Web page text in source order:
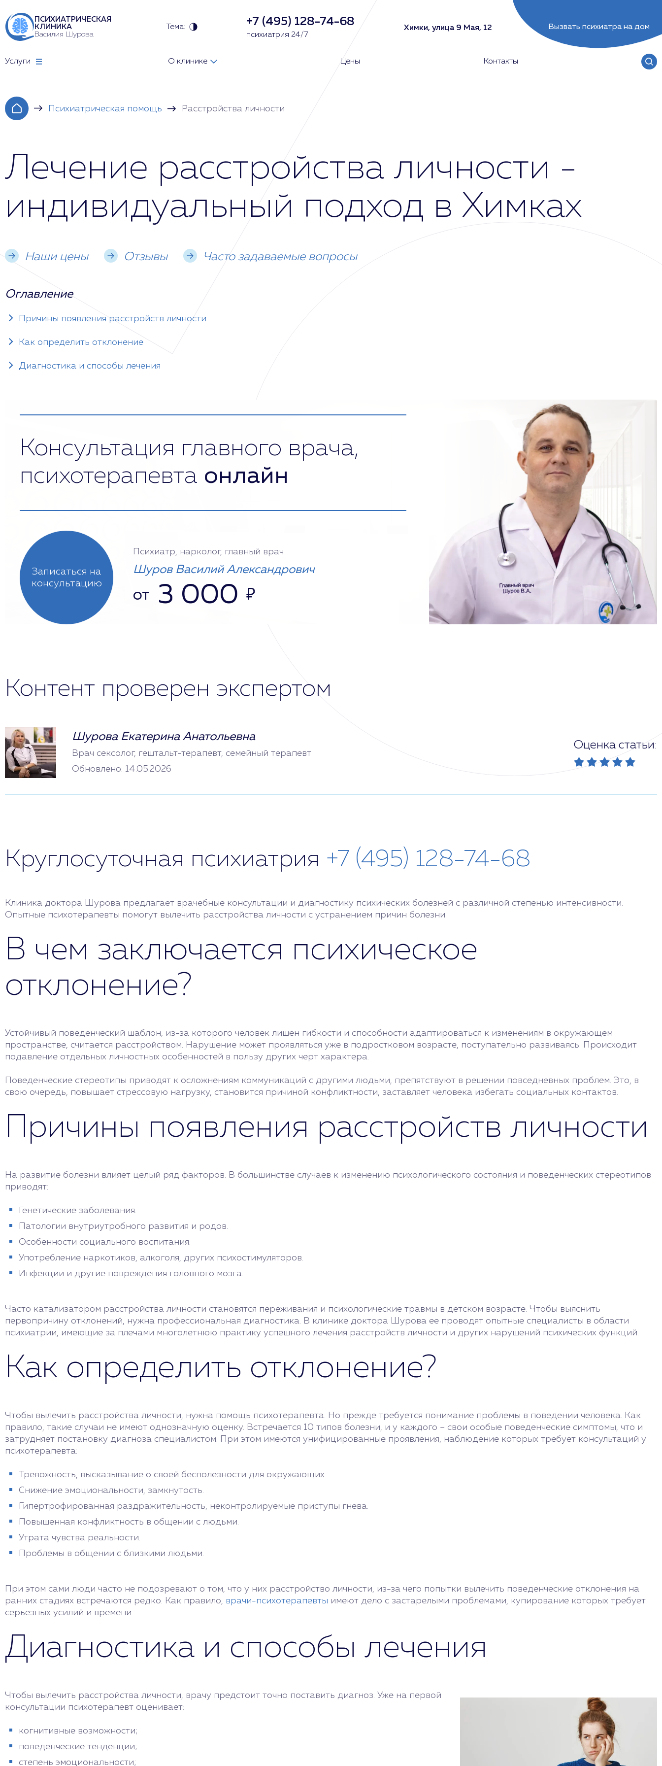
ПСИХИАТРИЧЕСКАЯ
КЛИНИКА
Василия Шурова
Тема: +7 (495) 128-74-68
психиатрия 24/7
Химки, улица 9 Мая, 12 Вызвать психиатра на дом
Услуги О клинике Цены Контакты
Психиатрическая помощь Расстройства личности
Лечение расстройства личности -
индивидуальный подход в Химках
Наши цены Отзывы Часто задаваемые вопросы
Оглавление
Причины появления расстройств личности
Как определить отклонение
Диагностика и способы лечения
Консультация главного врача,
психотерапевта онлайн
Записаться на
консультацию
Психиатр, нарколог, главный врач
Шуров Василий Александрович
от 3 000 ₽
Контент проверен экспертом
Шурова Екатерина Анатольевна
Врач сексолог, гештальт-терапевт, семейный терапевт
Обновлено: 14.05.2026
Оценка статьи:
Круглосуточная психиатрия +7 (495) 128-74-68
Клиника доктора Шурова предлагает врачебные консультации и диагностику психических болезней с различной степенью интенсивности.
Опытные психотерапевты помогут вылечить расстройства личности с устранением причин болезни.
В чем заключается психическое
отклонение?
Устойчивый поведенческий шаблон, из-за которого человек лишен гибкости и способности адаптироваться к изменениям в окружающем
пространстве, считается расстройством. Нарушение может проявляться уже в подростковом возрасте, поступательно развиваясь. Происходит
подавление отдельных личностных особенностей в пользу других черт характера.
Поведенческие стереотипы приводят к осложнениям коммуникаций с другими людьми, препятствуют в решении повседневных проблем. Это, в
свою очередь, повышает стрессовую нагрузку, становится причиной конфликтности, заставляет человека избегать социальных контактов.
Причины появления расстройств личности
На развитие болезни влияет целый ряд факторов. В большинстве случаев к изменению психологического состояния и поведенческих стереотипов
приводят:
Генетические заболевания.
Патологии внутриутробного развития и родов.
Особенности социального воспитания.
Употребление наркотиков, алкоголя, других психостимуляторов.
Инфекции и другие повреждения головного мозга.
Часто катализатором расстройства личности становятся переживания и психологические травмы в детском возрасте. Чтобы выяснить
первопричину отклонений, нужна профессиональная диагностика. В клинике доктора Шурова ее проводят опытные специалисты в области
психиатрии, имеющие за плечами многолетнюю практику успешного лечения расстройств личности и других нарушений психических функций.
Как определить отклонение?
Чтобы вылечить расстройства личности, нужна помощь психотерапевта. Но прежде требуется понимание проблемы в поведении человека. Как
правило, такие случаи не имеют однозначную оценку. Встречается 10 типов болезни, и у каждого – свои особые поведенческие симптомы, что и
затрудняет постановку диагноза специалистом. При этом имеются унифицированные проявления, наблюдение которых требует консультаций у
психотерапевта:
Тревожность, высказывание о своей бесполезности для окружающих.
Снижение эмоциональности, замкнутость.
Гипертрофированная раздражительность, неконтролируемые приступы гнева.
Повышенная конфликтность в общении с людьми.
Утрата чувства реальности.
Проблемы в общении с близкими людьми.
При этом сами люди часто не подозревают о том, что у них расстройство личности, из-за чего попытки вылечить поведенческие отклонения на
ранних стадиях встречаются редко. Как правило, врачи-психотерапевты имеют дело с застарелыми проблемами, купирование которых требует
серьезных усилий и времени.
Диагностика и способы лечения
Чтобы вылечить расстройства личности, врачу предстоит точно поставить диагноз. Уже на первой
консультации психотерапевт оценивает:
когнитивные возможности;
поведенческие тенденции;
степень эмоциональности;